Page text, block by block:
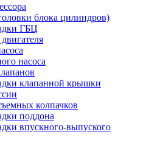
блока цилиндров)
ГБЦ
насоса
клапанной крышки
колпачков
поддона
впускного-выпуского